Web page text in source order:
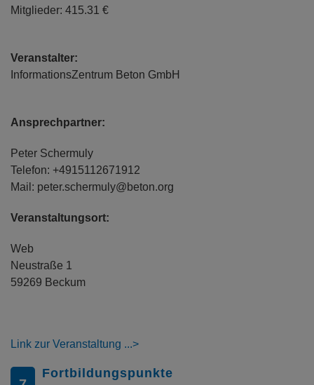
Mitglieder: 415.31 €
Veranstalter:
InformationsZentrum Beton GmbH
Ansprechpartner:
Peter Schermuly
Telefon: +4915112671912
Mail: peter.schermuly@beton.org
Veranstaltungsort:
Web
Neustraße 1
59269 Beckum
Link zur Veranstaltung
Fortbildungspunkte